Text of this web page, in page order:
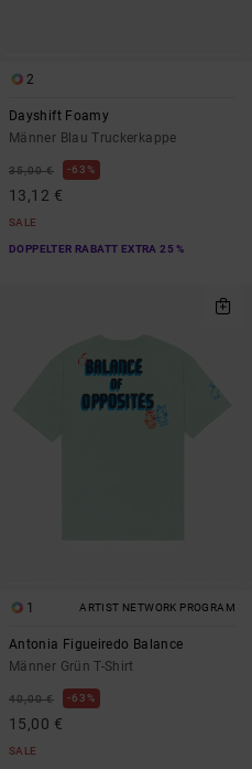
2
Dayshift Foamy
Männer Blau Truckerkappe
35,00 € 63%
13,12 €
SALE
DOPPELTER RABATT EXTRA 25 %
1 ARTIST NETWORK PROGRAM
Antonia Figueiredo Balance
Männer Grün T-Shirt
40,00 € 63%
15,00 €
SALE